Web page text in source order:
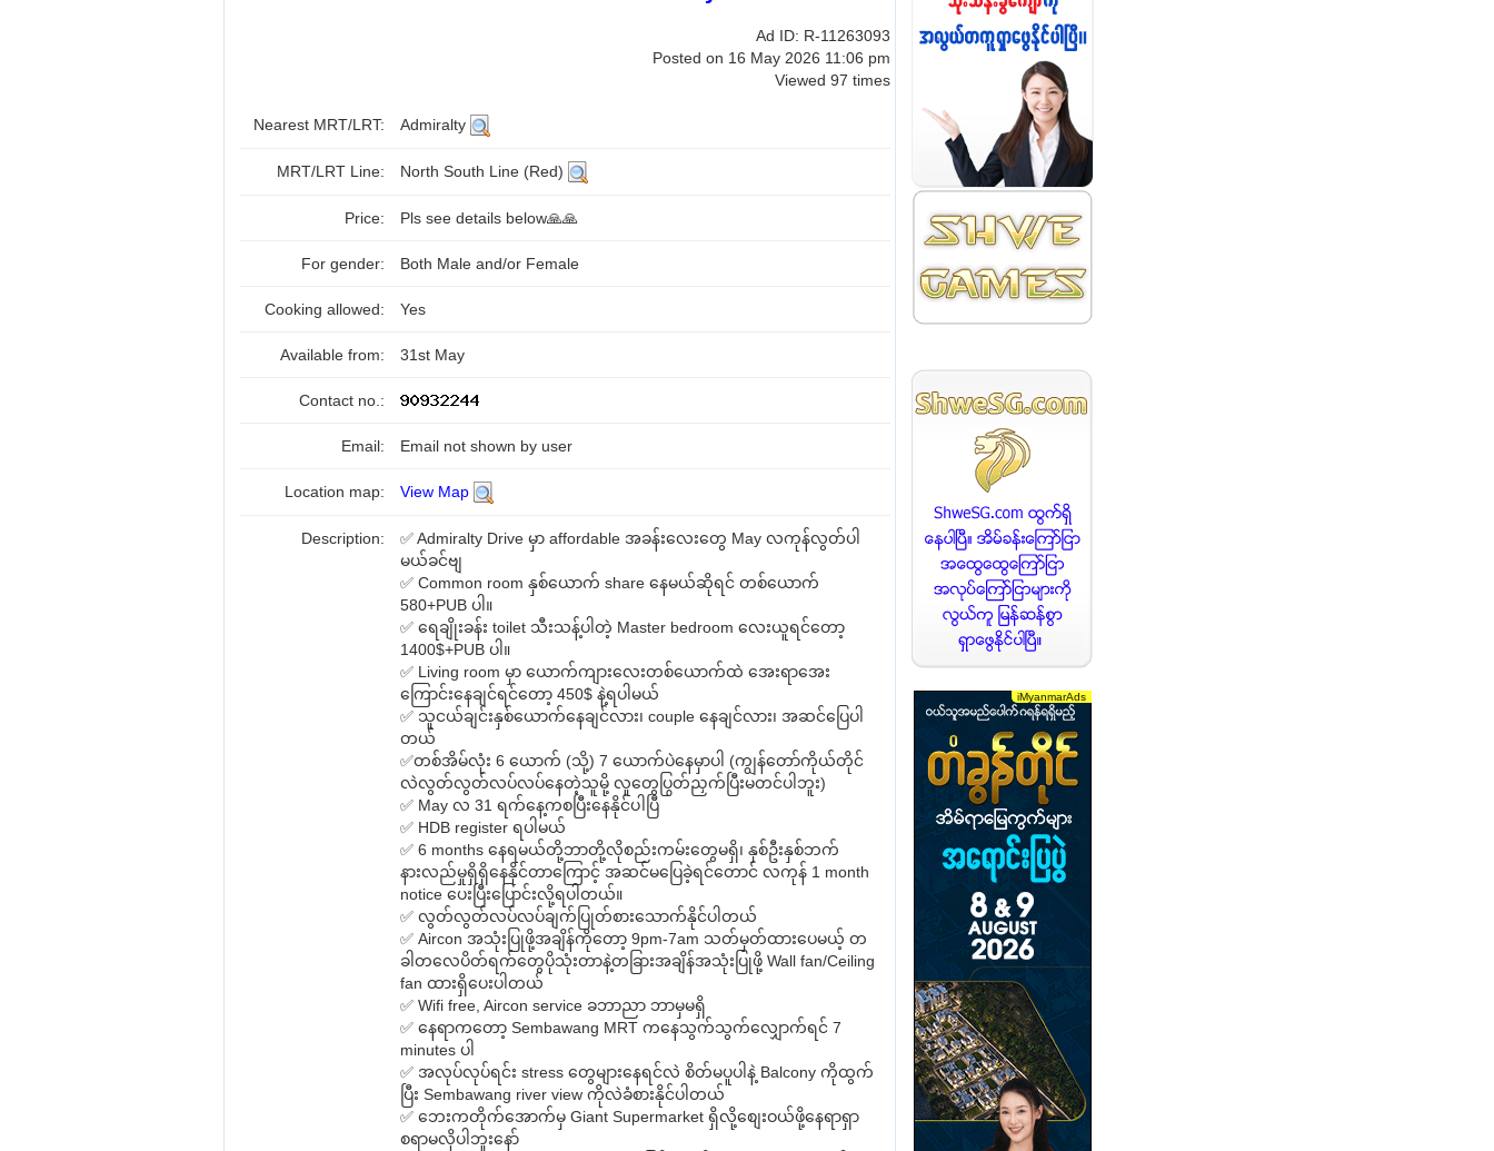
Ad ID: R-11263093
Posted on 16 May 2026 11:06 pm
Viewed 97 times
Nearest MRT/LRT: Admiralty
MRT/LRT Line: North South Line (Red)
Price: Pls see details below🙏🙏
For gender: Both Male and/or Female
Cooking allowed: Yes
Available from: 31st May
Contact no.:
Email: Email not shown by user
Location map: View Map
Description:
✅ Admiralty Drive မှာ affordable အခန်းလေးတွေ May လကုန်လွတ်ပါ
မယ်ခင်ဗျ
✅ Common room နှစ်ယောက် share နေမယ်ဆိုရင် တစ်ယောက်
580+PUB ပါ။
✅ ရေချိုးခန်း toilet သီးသန့်ပါတဲ့ Master bedroom လေးယူရင်တော့
1400$+PUB ပါ။
✅ Living room မှာ ယောက်ကျားလေးတစ်ယောက်ထဲ အေးရာအေး
ကြောင်းနေချင်ရင်တော့ 450$ နဲ့ရပါမယ်
✅ သူငယ်ချင်းနှစ်ယောက်နေချင်လား၊ couple နေချင်လား၊ အဆင်ပြေပါ
တယ်
✅တစ်အိမ်လုံး 6 ယောက် (သို့) 7 ယောက်ပဲနေမှာပါ (ကျွန်တော်ကိုယ်တိုင်
လဲလွတ်လွတ်လပ်လပ်နေတဲ့သူမို့ လူတွေပြွတ်ညှက်ပြီးမတင်ပါဘူး)
✅ May လ 31 ရက်နေ့ကစပြီးနေနိုင်ပါပြီ
✅ HDB register ရပါမယ်
✅ 6 months နေရမယ်တို့ဘာတို့လိုစည်းကမ်းတွေမရှိ၊ နှစ်ဦးနှစ်ဘက်
နားလည်မှုရှိရှိနေနိုင်တာကြောင့် အဆင်မပြေခဲ့ရင်တောင် လကုန် 1 month
notice ပေးပြီးပြောင်းလို့ရပါတယ်။
✅ လွတ်လွတ်လပ်လပ်ချက်ပြုတ်စားသောက်နိုင်ပါတယ်
✅ Aircon အသုံးပြုဖို့အချိန်ကိုတော့ 9pm-7am သတ်မှတ်ထားပေမယ့် တ
ခါတလေပိတ်ရက်တွေပိုသုံးတာနဲ့တခြားအချိန်အသုံးပြုဖို့ Wall fan/Ceiling
fan ထားရှိပေးပါတယ်
✅ Wifi free, Aircon service ခဘာညာ ဘာမှမရှိ
✅ နေရာကတော့ Sembawang MRT ကနေသွက်သွက်လျှောက်ရင် 7
minutes ပါ
✅ အလုပ်လုပ်ရင်း stress တွေများနေရင်လဲ စိတ်မပူပါနဲ့ Balcony ကိုထွက်
ပြီး Sembawang river view ကိုလဲခံစားနိုင်ပါတယ်
✅ ဘေးကတိုက်အောက်မှ Giant Supermarket ရှိလို့စျေးဝယ်ဖို့နေရာရှာ
စရာမလိုပါဘူးနော်